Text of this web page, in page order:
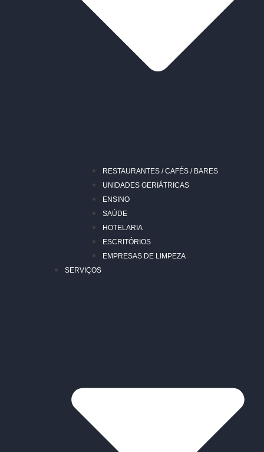
RESTAURANTES / CAFÉS / BARES
UNIDADES GERIÁTRICAS
ENSINO
SAÚDE
HOTELARIA
ESCRITÓRIOS
EMPRESAS DE LIMPEZA
SERVIÇOS